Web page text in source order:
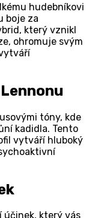
hudebníkovi
boje za
který vznikl
ohromuje svým
tóny, kde
kadidla. Tento
vytváří hluboký
účinek, který vás